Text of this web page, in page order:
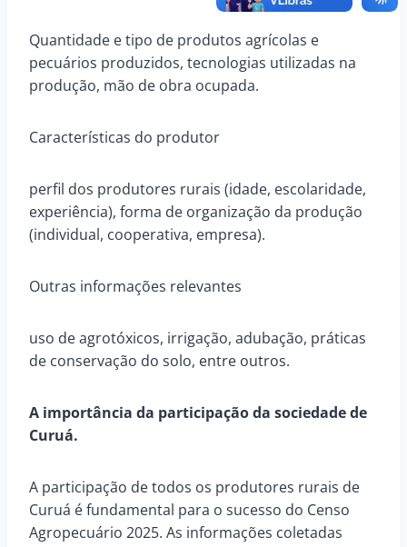
Quantidade e tipo de produtos agrícolas e
pecuários produzidos, tecnologias utilizadas na
produção, mão de obra ocupada.
Características do produtor
perfil dos produtores rurais (idade, escolaridade,
experiência), forma de organização da produção
(individual, cooperativa, empresa).
Outras informações relevantes
uso de agrotóxicos, irrigação, adubação, práticas
de conservação do solo, entre outros.
A importância da participação da sociedade de
Curuá.
A participação de todos os produtores rurais de
Curuá é fundamental para o sucesso do Censo
Agropecuário 2025. As informações coletadas